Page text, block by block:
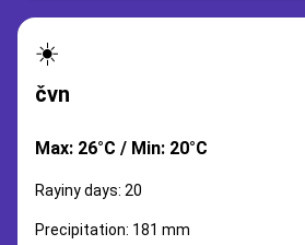
☀️
čvn
Max: 26°C / Min: 20°C
Rayiny days: 20
Precipitation: 181 mm